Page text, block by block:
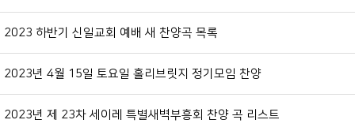
2023 하반기 신일교회 예배 새 찬양곡 목록
2023년 4월 15일 토요일 홀리브릿지 정기모임 찬양
2023년 제 23차 세이레 특별새벽부흥회 찬양 곡 리스트